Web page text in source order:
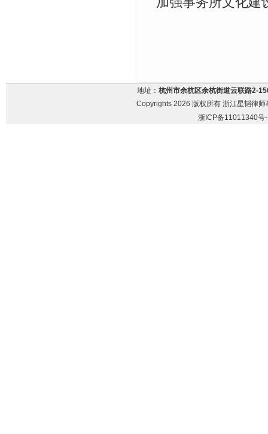
地址： 杭州市余杭区余杭街道云联路2-
Copyrights 2026 版权所有 浙江星韬律
浙ICP备11011340号